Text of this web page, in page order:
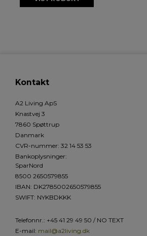
Kontakt
A2 Living ApS
Knastvej 3
7860 Spøttrup
Danmark
CVR-nummer: 32 14 53 53
Bankoplysninger:
SparNord
8500 2650579855
IBAN: DK2785002650579855
SWIFT: NYKBDKKK
Telefonnr.: +45 41 29 49 50 / NO TEXT
E-mail: mail@a2living.dk